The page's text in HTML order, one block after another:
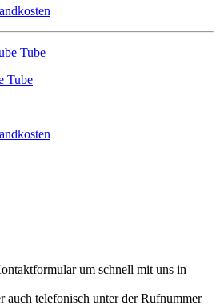
Tube
um schnell mit uns in
auch telefonisch unter der Rufnummer